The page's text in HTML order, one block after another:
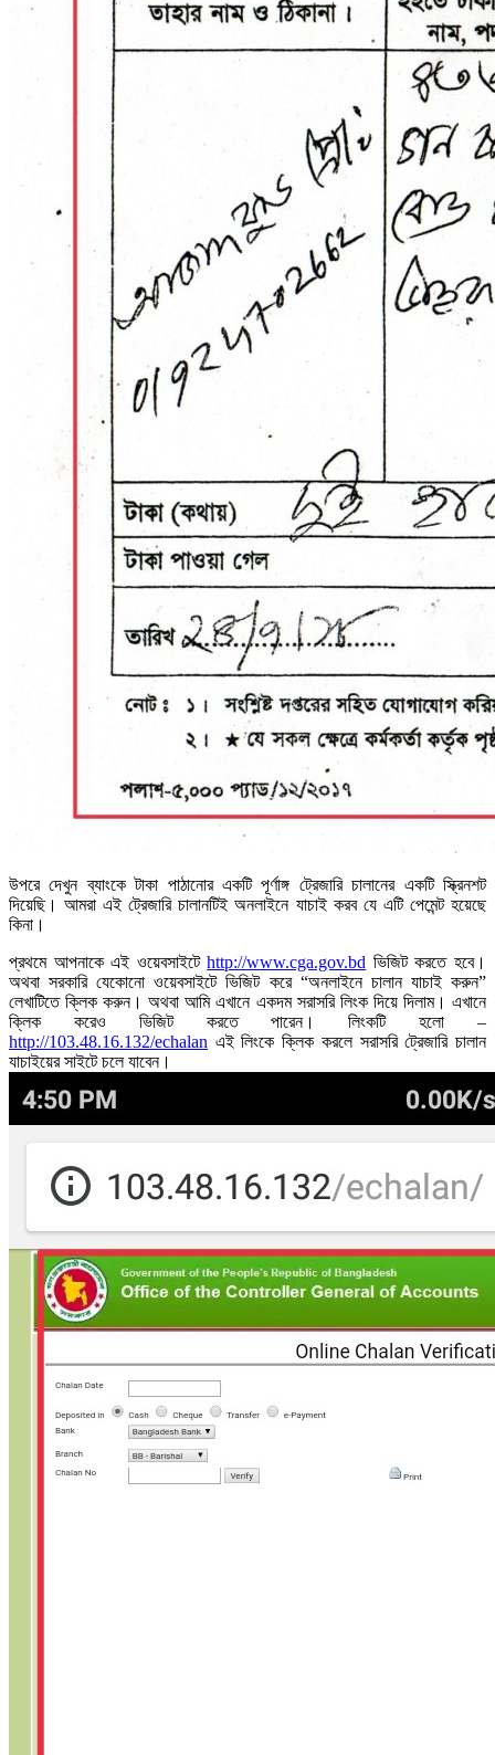
উপরে দেখুন ব্যাংকে টাকা পাঠানোর একটি পূর্ণাঙ্গ ট্রেজারি চালানের একটি স্ক্রিনশট
দিয়েছি। আমরা এই ট্রেজারি চালানটিই অনলাইনে যাচাই করব যে এটি পেমেন্ট হয়েছে
কিনা।
প্রথমে আপনাকে এই ওয়েবসাইটেhttp://www.cga.gov.bd ভিজিট করতে হবে।
অথবা সরকারি যেকোনো ওয়েবসাইটে ভিজিট করে “অনলাইনে চালান যাচাই করুন”
লেখাটিতে ক্লিক করুন। অথবা আমি এখানে একদম সরাসরি লিংক দিয়ে দিলাম। এখানে
ক্লিক করেও ভিজিট করতে পারেন। লিংকটি হলো –
http://103.48.16.132/echalan এই লিংকে ক্লিক করলে সরাসরি ট্রেজারি চালান
যাচাইয়ের সাইটে চলে যাবেন।